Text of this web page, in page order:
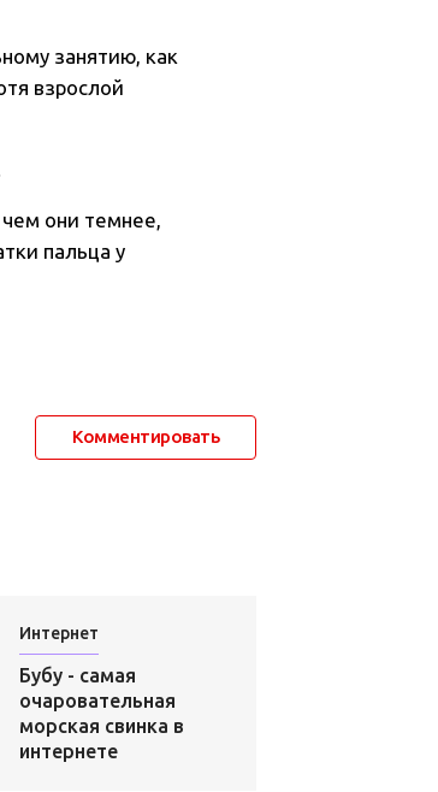
занятию, как
взрослой
они темнее,
пальца у
Комментировать
Интернет
Бубу - cамая
очаровательная
морская свинка в
интернете